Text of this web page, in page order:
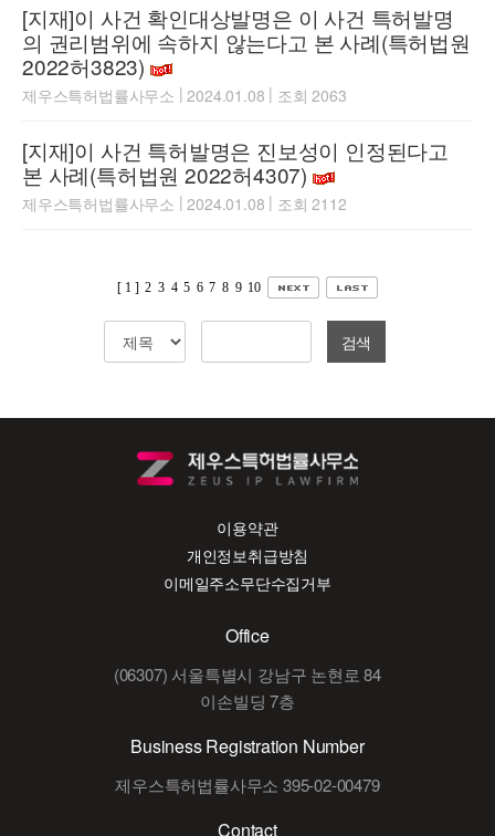
[지재]이 사건 확인대상발명은 이 사건 특허발명
의 권리범위에 속하지 않는다고 본 사례(특허법원
2022허3823)
제우스특허법률사무소 | 2024.01.08 | 조회 2063
[지재]이 사건 특허발명은 진보성이 인정된다고
본 사례(특허법원 2022허4307)
제우스특허법률사무소 | 2024.01.08 | 조회 2112
[ 1 ] 2 3 4 5 6 7 8 9 10
검색
이용약관
개인정보취급방침
이메일주소무단수집거부
Office
(06307) 서울특별시 강남구 논현로 84
이손빌딩 7층
Business Registration Number
제우스특허법률사무소 395-02-00479
Contact